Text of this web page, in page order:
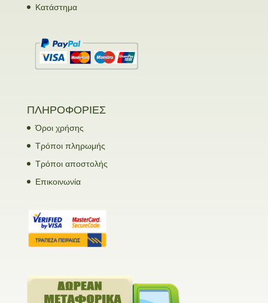
Κατάστημα
ΠΛΗΡΟΦΟΡΙΕΣ
Όροι χρήσης
Τρόποι πληρωμής
Τρόποι αποστολής
Επικοινωνία